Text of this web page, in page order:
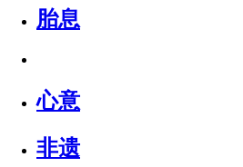
胎息
心意
非遗